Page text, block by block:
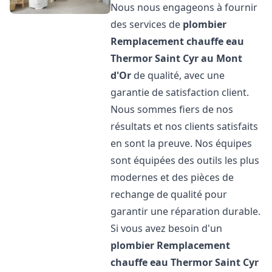
Nous nous engageons à fournir
des services de plombier
Remplacement chauffe eau
ThermorSaint Cyr au Mont
d'Or de qualité, avec une
garantie de satisfaction client.
Nous sommes fiers de nos
résultats et nos clients satisfaits
en sont la preuve. Nos équipes
sont équipées des outils les plus
modernes et des pièces de
rechange de qualité pour
garantir une réparation durable.
Si vous avez besoin d'un
plombier Remplacement
chauffe eau ThermorSaint Cyr